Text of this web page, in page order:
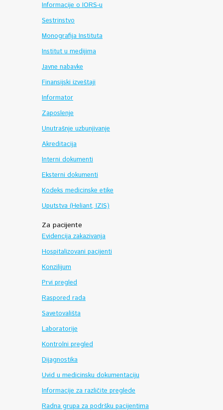
Informacije o IORS-u
Sestrinstvo
Monografija Instituta
Institut u medijima
Javne nabavke
Finansijski izveštaji
Informator
Zaposlenje
Unutrašnje uzbunjivanje
Akreditacija
Interni dokumenti
Eksterni dokumenti
Kodeks medicinske etike
Uputstva (Heliant, IZIS)
Za pacijente
Evidencija zakazivanja
Hospitalizovani pacijenti
Konzilijum
Prvi pregled
Raspored rada
Savetovališta
Laboratorije
Kontrolni pregled
Dijagnostika
Uvid u medicinsku dokumentaciju
Informacije za različite preglede
Radna grupa za podršku pacijentima